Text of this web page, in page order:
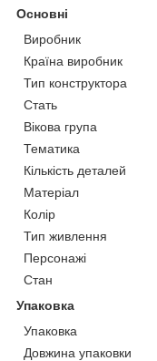
Основні
Виробник
Країна виробник
Тип конструктора
Стать
Вікова група
Тематика
Кількість деталей
Матеріал
Колір
Тип живлення
Персонажі
Стан
Упаковка
Упаковка
Довжина упаковки